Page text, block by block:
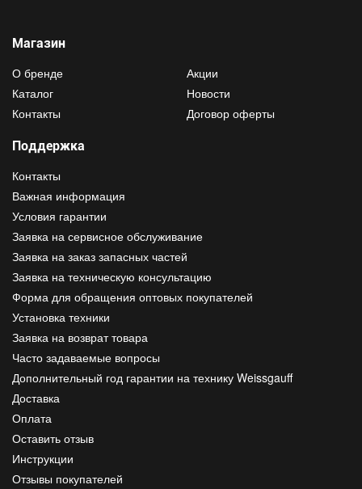
Магазин
О бренде
Каталог
Контакты
Акции
Новости
Договор оферты
Поддержка
Контакты
Важная информация
Условия гарантии
Заявка на сервисное обслуживание
Заявка на заказ запасных частей
Заявка на техническую консультацию
Форма для обращения оптовых покупателей
Установка техники
Заявка на возврат товара
Часто задаваемые вопросы
Дополнительный год гарантии на технику Weissgauff
Доставка
Оплата
Оставить отзыв
Инструкции
Отзывы покупателей